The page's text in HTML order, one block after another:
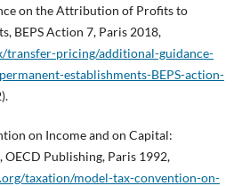
on the Attribution of Profits to
BEPS Action 7, Paris 2018,
transfer-pricing/additional-guidance-
establishments-BEPS-action-
on Income and on Capital:
OECD Publishing, Paris 1992,
taxation/model-tax-convention-on-